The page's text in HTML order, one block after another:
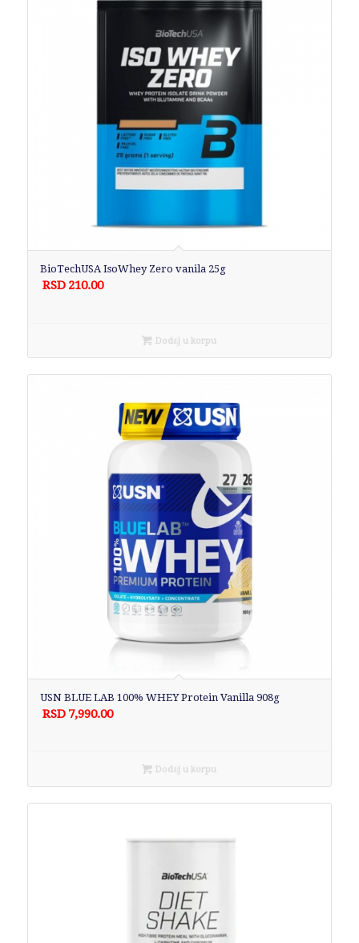
BioTechUSA IsoWhey Zero vanila 25g
RSD 210.00
Dodaj u korpu
USN BLUE LAB 100% WHEY Protein Vanilla 908g
RSD 7,990.00
Dodaj u korpu